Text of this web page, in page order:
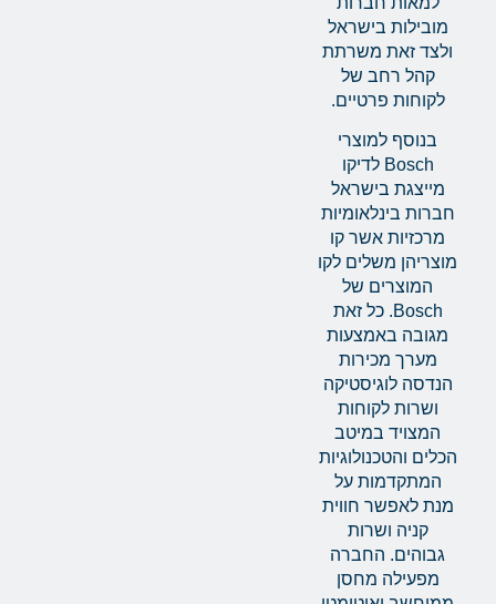
מובילות בישראל
ולצד זאת משרתת
קהל רחב של
לקוחות פרטיים.
בנוסף למוצרי
Bosch לדיקו
מייצגת בישראל
חברות בינלאומיות
מרכזיות אשר קו
מוצריהן משלים לקו
המוצרים של
Bosch. כל זאת
מגובה באמצעות
מערך מכירות
הנדסה לוגיסטיקה
ושרות לקוחות
המצויד במיטב
הכלים והטכנולוגיות
המתקדמות על
מנת לאפשר חווית
קניה ושרות
גבוהים. החברה
מפעילה מחסן